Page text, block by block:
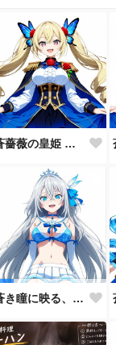
蒼薔薇の皇姫 ― 青き王国の継承者 ―
蒼き瞳に映る、まだ見ぬ未来。🩵